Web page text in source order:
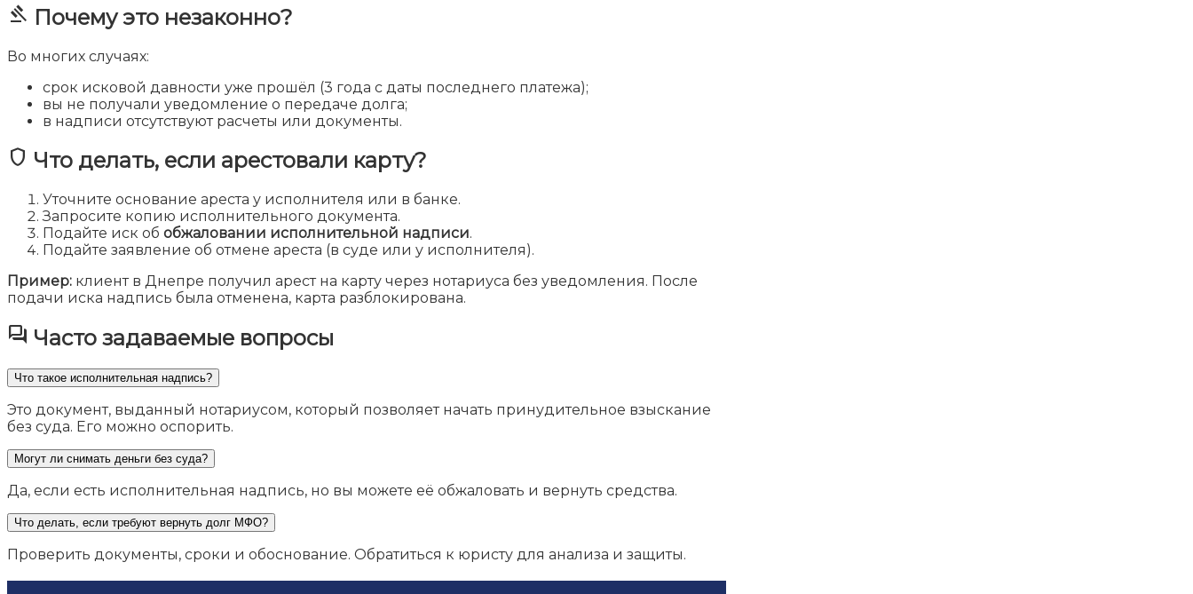
gavel Почему это незаконно?
Во многих случаях:
срок исковой давности уже прошёл (3 года с даты последнего платежа);
вы не получали уведомление о передаче долга;
в надписи отсутствуют расчеты или документы.
shield Что делать, если арестовали карту?
Уточните основание ареста у исполнителя или в банке.
Запросите копию исполнительного документа.
Подайте иск об обжаловании исполнительной надписи.
Подайте заявление об отмене ареста (в суде или у исполнителя).
Пример: клиент в Днепре получил арест на карту через нотариуса без уведомления. После
подачи иска надпись была отменена, карта разблокирована.
question_answer Часто задаваемые вопросы
Что такое исполнительная надпись?
Это документ, выданный нотариусом, который позволяет начать принудительное взыскание
без суда. Его можно оспорить.
Могут ли снимать деньги без суда?
Да, если есть исполнительная надпись, но вы можете её обжаловать и вернуть средства.
Что делать, если требуют вернуть долг МФО?
Проверить документы, сроки и обоснование. Обратиться к юристу для анализа и защиты.